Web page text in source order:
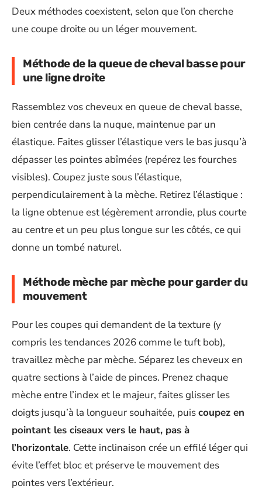
Deux méthodes coexistent, selon que l’on cherche
une coupe droite ou un léger mouvement.
Méthode de la queue de cheval basse pour
une ligne droite
Rassemblez vos cheveux en queue de cheval basse,
bien centrée dans la nuque, maintenue par un
élastique. Faites glisser l’élastique vers le bas jusqu’à
dépasser les pointes abîmées (repérez les fourches
visibles). Coupez juste sous l’élastique,
perpendiculairement à la mèche. Retirez l’élastique :
la ligne obtenue est légèrement arrondie, plus courte
au centre et un peu plus longue sur les côtés, ce qui
donne un tombé naturel.
Méthode mèche par mèche pour garder du
mouvement
Pour les coupes qui demandent de la texture (y
compris les tendances 2026 comme le tuft bob),
travaillez mèche par mèche. Séparez les cheveux en
quatre sections à l’aide de pinces. Prenez chaque
mèche entre l’index et le majeur, faites glisser les
doigts jusqu’à la longueur souhaitée, puiscoupez en
pointant les ciseaux vers le haut, pas à
l’horizontale. Cette inclinaison crée un effilé léger qui
évite l’effet bloc et préserve le mouvement des
pointes vers l’extérieur.